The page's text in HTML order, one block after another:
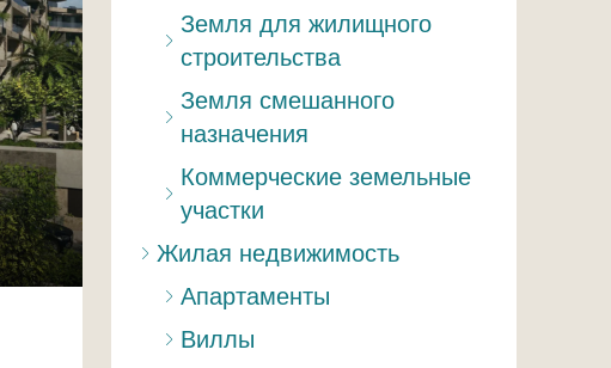
Земля для жилищного
строительства
Земля смешанного
назначения
Коммерческие земельные
участки
Жилая недвижимость
Апартаменты
Виллы